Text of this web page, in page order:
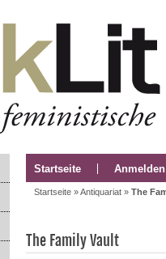
Startseite Anmelden
Startseite »Antiquariat » The
The Family Vault